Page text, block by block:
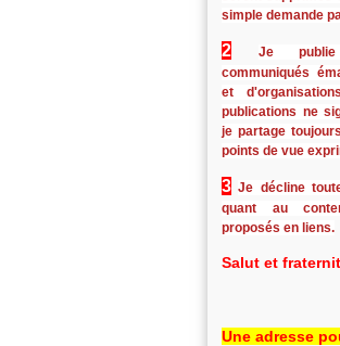
simple demande
2
Je
communiqués
et
publications ne
je partage
points de vue
3 Je décline
quant au
proposés en liens.
Salut et
Une adresse